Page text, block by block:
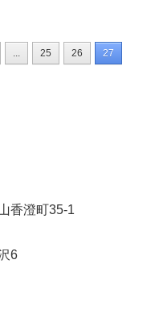
... 25 26 27
香澄町35-1
6